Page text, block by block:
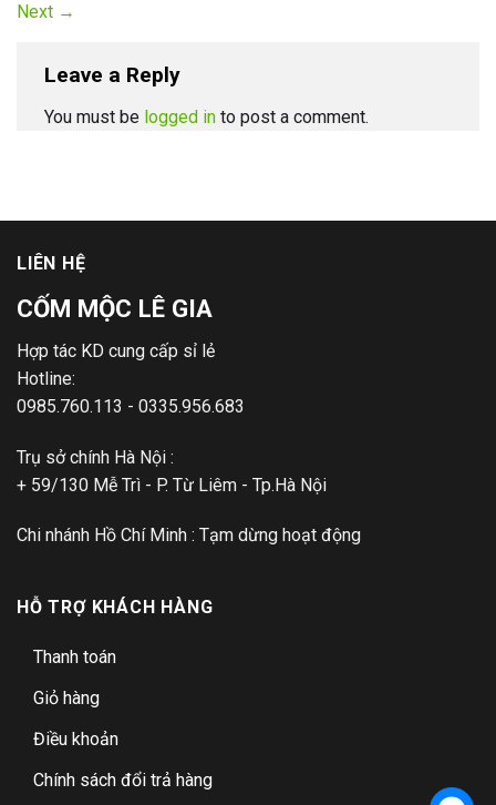
Next →
Leave a Reply
You must be logged in to post a comment.
LIÊN HỆ
CỐM MỘC LÊ GIA
Hợp tác KD cung cấp sỉ lẻ
Hotline:
0985.760.113 - 0335.956.683
Trụ sở chính Hà Nội :
+ 59/130 Mễ Trì - P. Từ Liêm - Tp.Hà Nội
Chi nhánh Hồ Chí Minh : Tạm dừng hoạt động
HỖ TRỢ KHÁCH HÀNG
Thanh toán
Giỏ hàng
Điều khoản
Chính sách đổi trả hàng